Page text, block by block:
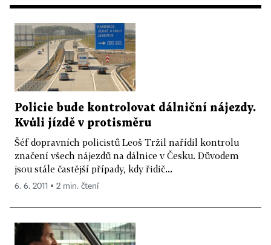
Policie bude kontrolovat dálniční nájezdy.
Kvůli jízdě v protisměru
Šéf dopravních policistů Leoš Tržil nařídil kontrolu
značení všech nájezdů na dálnice v Česku. Důvodem
jsou stále častější případy, kdy řidič...
6. 6. 2011 ▪ 2 min. čtení